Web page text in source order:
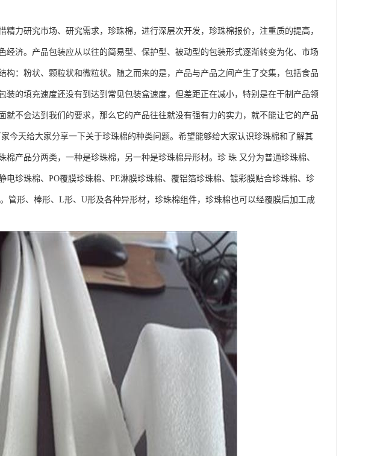
力研究市场、研究需求，珍珠棉，进行深层次开发，珍珠棉报价，注重质的提高，
济。产品包装应从以往的简易型、保护型、被动型的包装形式逐渐转变为化、市场
：粉状、颗粒状和微粒状。随之而来的是，产品与产品之间产生了交集，包括食品
的填充速度还没有到达到常见包装盒速度，但差距正在减小，特别是在干制产品领
不会达到我们的要求，那么它的产品往往就没有强有力的实力，就不能让它的产品
今天给大家分享一下关于珍珠棉的种类问题。希望能够给大家认识珍珠棉和了解其
产品分两类，一种是珍珠棉，另一种是珍珠棉异形材。珍 珠 又分为普通珍珠棉、
珍珠棉、PO覆膜珍珠棉、PE淋膜珍珠棉、覆铝箔珍珠棉、镀彩膜贴合珍珠棉、珍
管形、棒形、L形、U形及各种异形材，珍珠棉组件，珍珠棉也可以经覆膜后加工成